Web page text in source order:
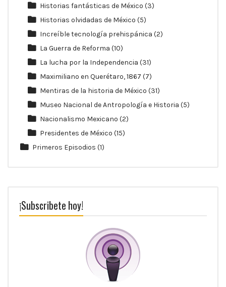
Historias fantásticas de México (3)
Historias olvidadas de México (5)
Increíble tecnología prehispánica (2)
La Guerra de Reforma (10)
La lucha por la Independencia (31)
Maximiliano en Querétaro, 1867 (7)
Mentiras de la historia de México (31)
Museo Nacional de Antropología e Historia (5)
Nacionalismo Mexicano (2)
Presidentes de México (15)
Primeros Episodios (1)
¡Subscribete hoy!